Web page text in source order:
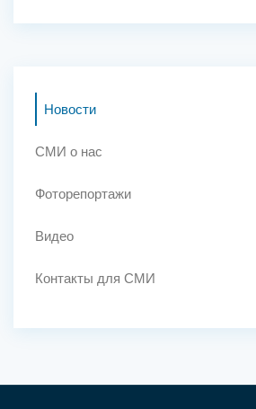
Новости
СМИ о нас
Фоторепортажи
Видео
Контакты для СМИ